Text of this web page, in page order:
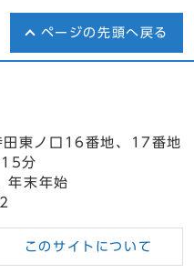
ページの先頭へ戻る
東ノ口16番地、17番地
分
年末年始
このサイトについて